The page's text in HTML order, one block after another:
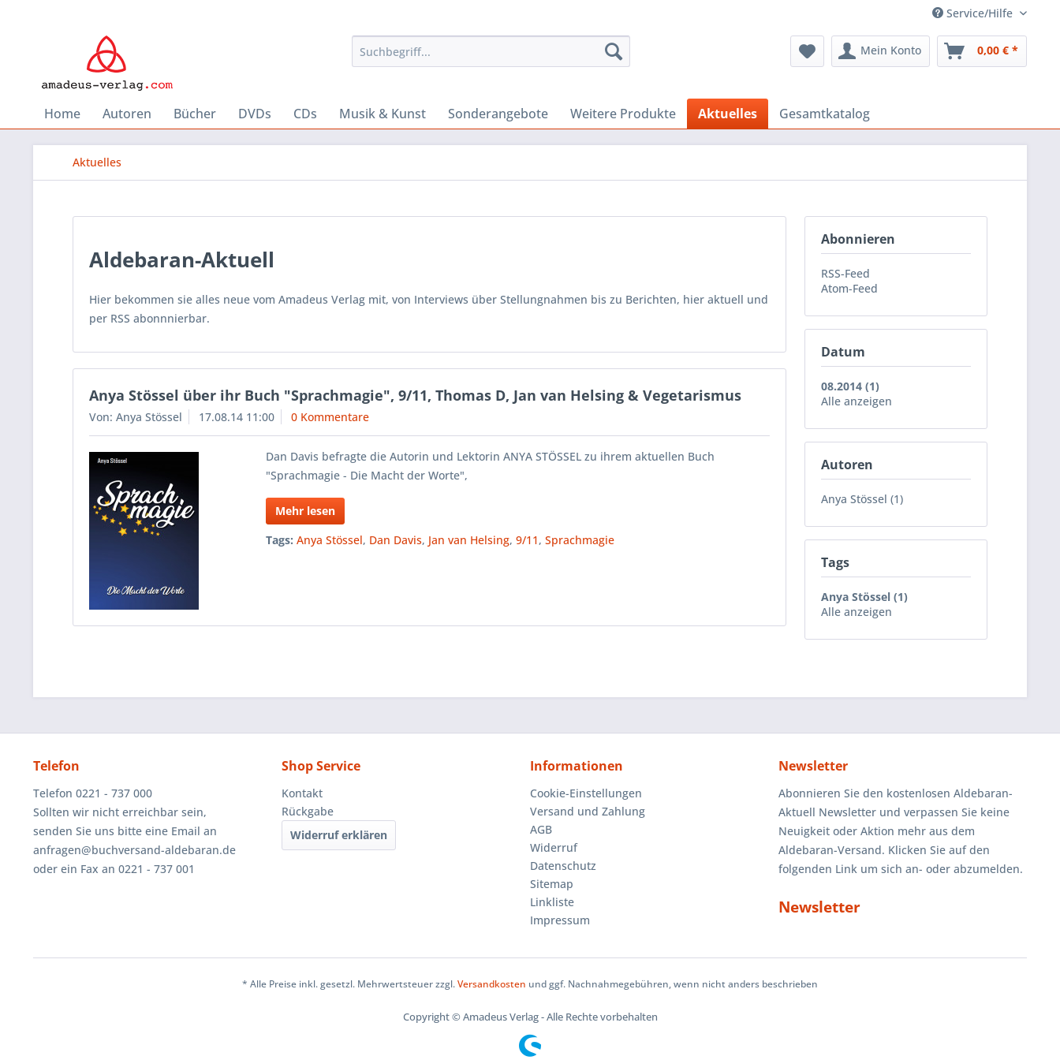
Service/Hilfe
Mein Konto 0,00 € *
Home Autoren Bücher DVDs CDs Musik & Kunst Sonderangebote Weitere Produkte Aktuelles Gesamtkatalog
Aktuelles
Abonnieren
RSS-Feed
Atom-Feed
Datum
08.2014 (1)
Alle anzeigen
Autoren
Anya Stössel (1)
Tags
Anya Stössel (1)
Alle anzeigen
Aldebaran-Aktuell
Hier bekommen sie alles neue vom Amadeus Verlag mit, von Interviews über Stellungnahmen bis zu Berichten, hier aktuell und
per RSS abonnnierbar.
Anya Stössel über ihr Buch "Sprachmagie", 9/11, Thomas D, Jan van Helsing & Vegetarismus
Von: Anya Stössel 17.08.14 11:00 0 Kommentare
Dan Davis befragte die Autorin und Lektorin ANYA STÖSSEL zu ihrem aktuellen Buch
"Sprachmagie - Die Macht der Worte",
Mehr lesen
Tags: Anya Stössel, Dan Davis, Jan van Helsing,9/11,Sprachmagie
Telefon
Telefon 0221 - 737 000
Sollten wir nicht erreichbar sein,
senden Sie uns bitte eine Email an
anfragen@buchversand-aldebaran.de
oder ein Fax an 0221 - 737 001
Shop Service
Kontakt
Rückgabe
Widerruf erklären
Informationen
Cookie-Einstellungen
Versand und Zahlung
AGB
Widerruf
Datenschutz
Sitemap
Linkliste
Impressum
Newsletter
Abonnieren Sie den kostenlosen Aldebaran-
Aktuell Newsletter und verpassen Sie keine
Neuigkeit oder Aktion mehr aus dem
Aldebaran-Versand. Klicken Sie auf den
folgenden Link um sich an- oder abzumelden.
Newsletter
* Alle Preise inkl. gesetzl. Mehrwertsteuer zzgl.Versandkosten und ggf. Nachnahmegebühren, wenn nicht anders beschrieben
Copyright © Amadeus Verlag - Alle Rechte vorbehalten